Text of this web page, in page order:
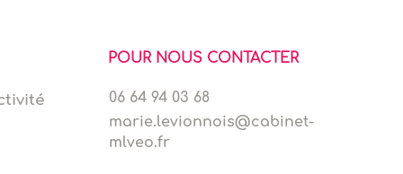
POUR NOUS CONTACTER
06 64 94 03 68
marie.levionnois@cabinet-
mlveo.fr